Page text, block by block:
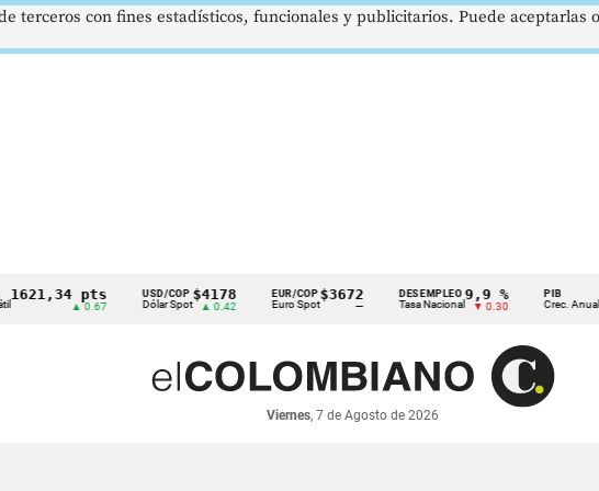
pts USD/COP
Dólar Spot
$4178
▲ 0.42
EUR/COP
Euro Spot
$3672
—
DESEMPLEO
Tasa Nacional
9,9 %
▼ 0.30
PIB
Crec. Anual
2,8 %
▲ 0.10
Viernes, 7 de Agosto de 2026
terceros con fines estadísticos, funcionales y publicitarios. Puede aceptarlas